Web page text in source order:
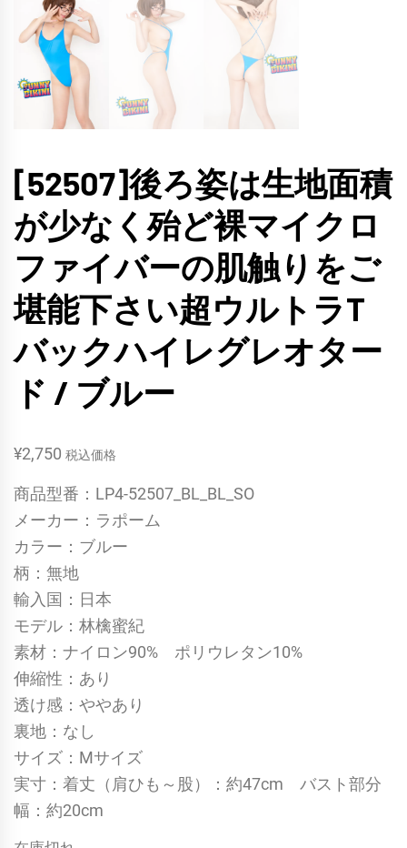
[52507]後ろ姿は生地面積
が少なく殆ど裸マイクロ
ファイバーの肌触りをご
堪能下さい超ウルトラT
バックハイレグレオター
ド / ブルー
¥2,750 税込価格
商品型番：LP4-52507_BL_BL_SO
メーカー：ラポーム
カラー：ブルー
柄：無地
輸入国：日本
モデル：林檎蜜紀
素材：ナイロン90% ポリウレタン10%
伸縮性：あり
透け感：ややあり
裏地：なし
サイズ：Mサイズ
実寸：着丈（肩ひも～股）：約47cm バスト部分
幅：約20cm